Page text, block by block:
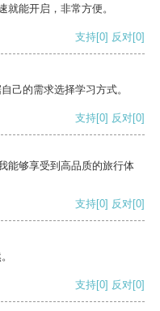
就能开启，非常方便。
支持[0] 反对[0]
己的需求选择学习方式。
支持[0] 反对[0]
能够享受到高品质的旅行体
支持[0] 反对[0]
支持[0] 反对[0]